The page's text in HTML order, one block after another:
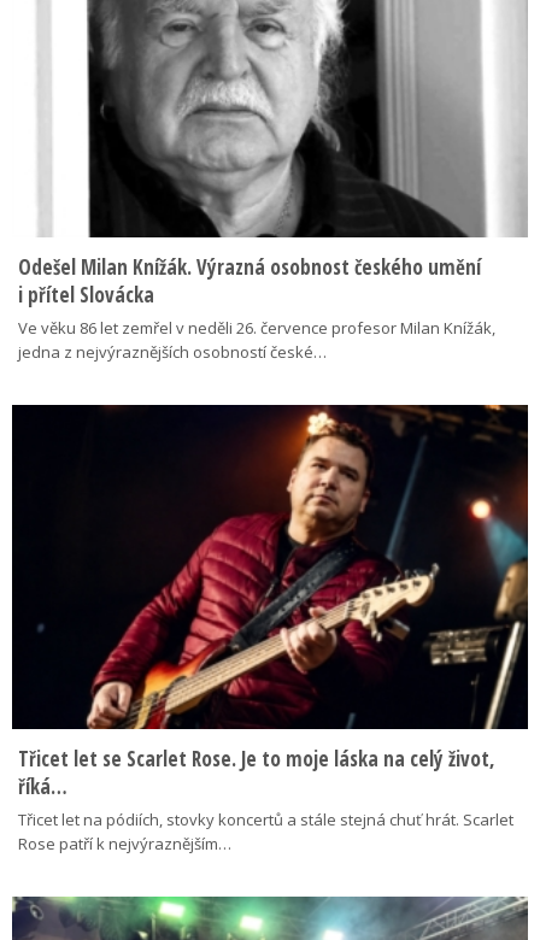
Odešel Milan Knížák. Výrazná osobnost českého umění
i přítel Slovácka
Ve věku 86 let zemřel v neděli 26. července profesor Milan Knížák,
jedna z nejvýraznějších osobností české…
Třicet let se Scarlet Rose. Je to moje láska na celý život,
říká…
Třicet let na pódiích, stovky koncertů a stále stejná chuť hrát. Scarlet
Rose patří k nejvýraznějším…